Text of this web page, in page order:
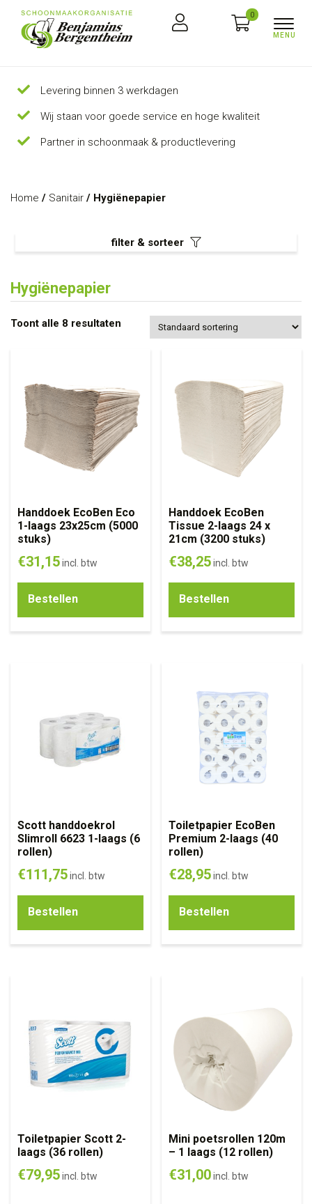
0
Levering binnen 3 werkdagen
Wij staan voor goede service en hoge kwaliteit
Partner in schoonmaak & productlevering
Hygiënepapier
Toont alle 8 resultaten
Handdoek EcoBen Eco
1-laags 23x25cm (5000
stuks)
€31,15incl. btw
Bestellen
Handdoek EcoBen
Tissue 2-laags 24 x
21cm (3200 stuks)
€38,25 incl. btw
Bestellen
Scott handdoekrol
Slimroll 6623 1-laags (6
rollen)
€111,75incl. btw
Bestellen
Toiletpapier EcoBen
Premium 2-laags (40
rollen)
€28,95 incl. btw
Bestellen
Toiletpapier Scott 2-
laags (36 rollen)
€79,95incl. btw
Mini poetsrollen 120m
– 1 laags (12 rollen)
€31,00 incl. btw
Home / Sanitair / Hygiënepapier
filter & sorteer